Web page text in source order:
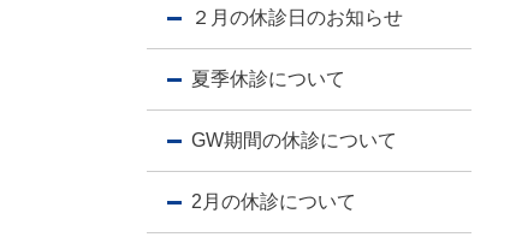
２月の休診日のお知らせ
夏季休診について
GW期間の休診について
2月の休診について